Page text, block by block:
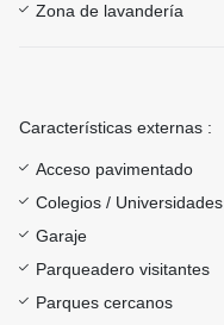
Zona de lavandería
Características externas :
Acceso pavimentado
Colegios / Universidades
Garaje
Parqueadero visitantes
Parques cercanos